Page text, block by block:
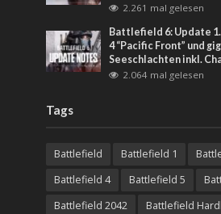
2.261 mal gelesen
Battlefield 6: Update
4 “Pacific Front” und
Seeschlachten inkl.
2.064 mal gelesen
Tags
Battlefield Battlefield 1
Battlefield 4
Battlefield 5
Battlefield 2042
Battlefield